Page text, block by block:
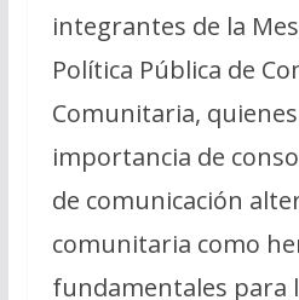
integrantes de la
Política Pública de
Comunitaria,
importancia de
de comunicación
comunitaria como
fundamentales para